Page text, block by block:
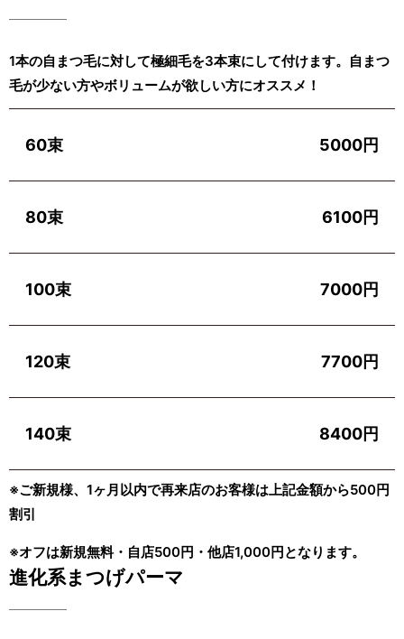
1本の自まつ毛に対して極細毛を3本束にして付けます。自まつ
毛が少ない方やボリュームが欲しい方にオススメ！
60束 5000円
80束 6100円
100束 7000円
120束 7700円
140束 8400円
※ご新規様、1ヶ月以内で再来店のお客様は上記金額から500円
割引
※オフは新規無料・自店500円・他店1,000円となります。
進化系まつげパーマ